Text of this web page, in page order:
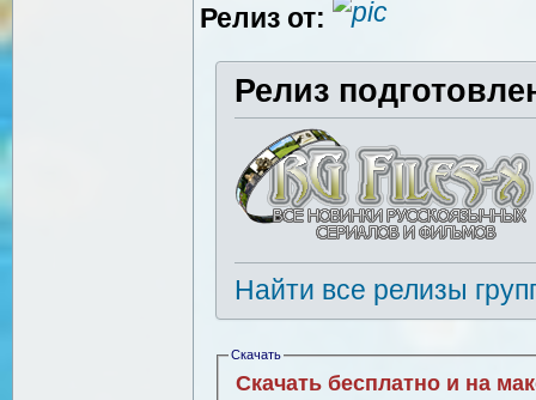
Релиз от:
Релиз
Найти все релизы
Скачать
Скачать бесплатно и на